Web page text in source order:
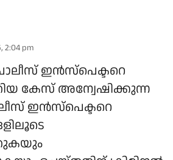
2:04 pm
ഇൻസ്പെക്ടറെ
കേസ് അന്വേഷിക്കുന്ന
ഇൻസ്പെക്ടറെ